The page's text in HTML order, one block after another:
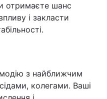
отримаєте шанс
і закласти
з найближчим
колегами. Ваші